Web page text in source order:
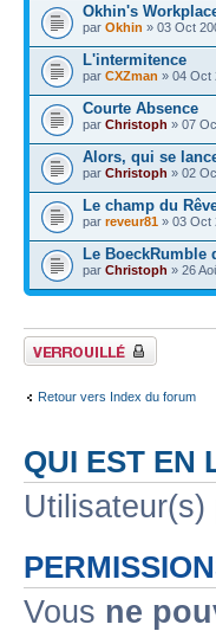
Okhin's
par Okhin » 03 Oct
L'intermitence
par CXZman » 04 Oct
Courte Absence
par Christoph » 07
Alors, qui se
par Christoph » 02
Le champ du
par reveur81 » 03 Oct
Le BoeckRumble
par Christoph » 26
Forum verrouillé
Retour vers Index du forum
QUI EST EN
Vous ne